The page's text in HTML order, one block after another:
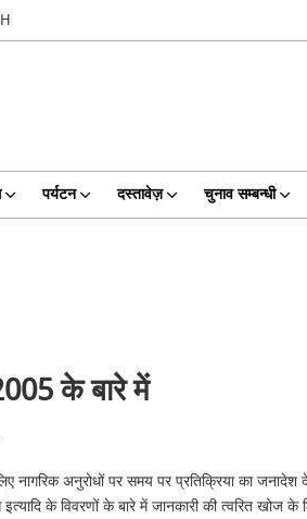
पर्यटन दस्तावेज़ चुनाव सम्बन्धी
के बारे में
अनुरोधों पर समय पर प्रतिक्रिया का जनादेश
के विवरणों के बारे में जानकारी की त्वरित